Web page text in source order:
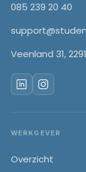
085 239 20 40
Veenland 31,
WERKGEVER
Overzicht